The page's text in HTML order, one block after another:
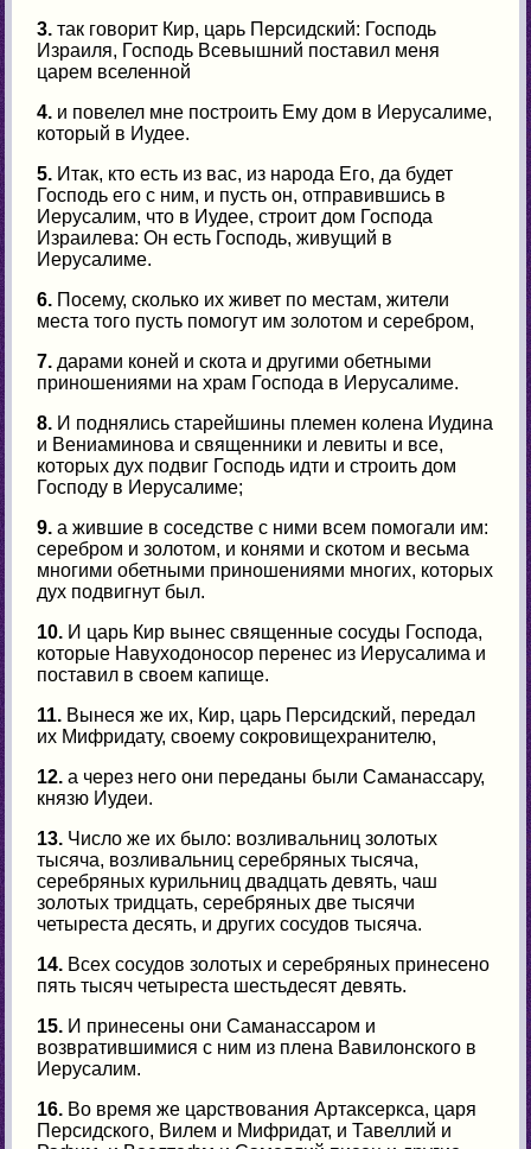
3. так говорит Кир, царь Персидский: Господь
Израиля, Господь Всевышний поставил меня
царем вселенной
4. и повелел мне построить Ему дом в Иерусалиме,
который в Иудее.
5. Итак, кто есть из вас, из народа Его, да будет
Господь его с ним, и пусть он, отправившись в
Иерусалим, что в Иудее, строит дом Господа
Израилева: Он есть Господь, живущий в
Иерусалиме.
6. Посему, сколько их живет по местам, жители
места того пусть помогут им золотом и серебром,
7. дарами коней и скота и другими обетными
приношениями на храм Господа в Иерусалиме.
8. И поднялись старейшины племен колена Иудина
и Вениаминова и священники и левиты и все,
которых дух подвиг Господь идти и строить дом
Господу в Иерусалиме;
9. а жившие в соседстве с ними всем помогали им:
серебром и золотом, и конями и скотом и весьма
многими обетными приношениями многих, которых
дух подвигнут был.
10. И царь Кир вынес священные сосуды Господа,
которые Навуходоносор перенес из Иерусалима и
поставил в своем капище.
11. Вынеся же их, Кир, царь Персидский, передал
их Мифридату, своему сокровищехранителю,
12. а через него они переданы были Саманассару,
князю Иудеи.
13. Число же их было: возливальниц золотых
тысяча, возливальниц серебряных тысяча,
серебряных курильниц двадцать девять, чаш
золотых тридцать, серебряных две тысячи
четыреста десять, и других сосудов тысяча.
14. Всех сосудов золотых и серебряных принесено
пять тысяч четыреста шестьдесят девять.
15. И принесены они Саманассаром и
возвратившимися с ним из плена Вавилонского в
Иерусалим.
16. Во время же царствования Артаксеркса, царя
Персидского, Вилем и Мифридат, и Тавеллий и